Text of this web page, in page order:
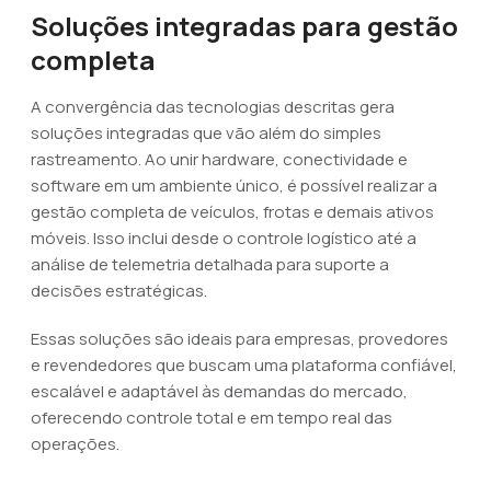
Soluções integradas para gestão
completa
A convergência das tecnologias descritas gera
soluções integradas que vão além do simples
rastreamento. Ao unir hardware, conectividade e
software em um ambiente único, é possível realizar a
gestão completa de veículos, frotas e demais ativos
móveis. Isso inclui desde o controle logístico até a
análise de telemetria detalhada para suporte a
decisões estratégicas.
Essas soluções são ideais para empresas, provedores
e revendedores que buscam uma plataforma confiável,
escalável e adaptável às demandas do mercado,
oferecendo controle total e em tempo real das
operações.